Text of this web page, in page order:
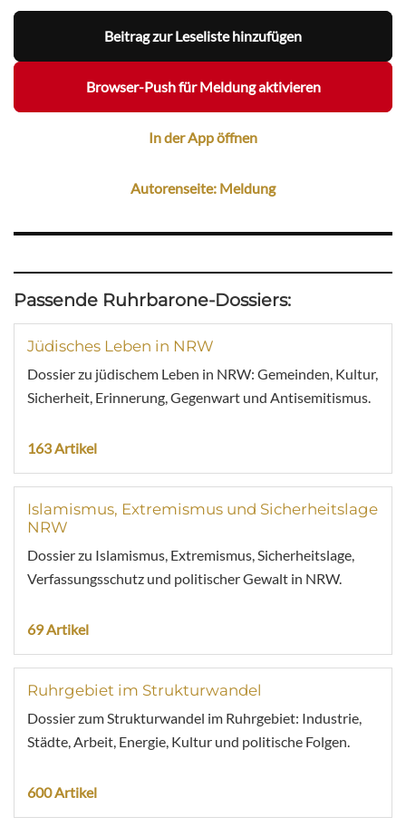
Beitrag zur Leseliste hinzufügen
Browser-Push für Meldung aktivieren
In der App öffnen
Autorenseite: Meldung
Passende Ruhrbarone-Dossiers:
Jüdisches Leben in NRW
Dossier zu jüdischem Leben in NRW: Gemeinden, Kultur,
Sicherheit, Erinnerung, Gegenwart und Antisemitismus.
163 Artikel
Islamismus, Extremismus und Sicherheitslage
NRW
Dossier zu Islamismus, Extremismus, Sicherheitslage,
Verfassungsschutz und politischer Gewalt in NRW.
69 Artikel
Ruhrgebiet im Strukturwandel
Dossier zum Strukturwandel im Ruhrgebiet: Industrie,
Städte, Arbeit, Energie, Kultur und politische Folgen.
600 Artikel